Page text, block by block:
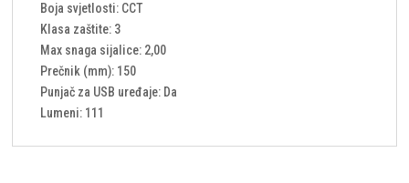
Boja svjetlosti: CCT
Klasa zaštite: 3
Max snaga sijalice: 2,00
Prečnik (mm): 150
Punjač za USB uređaje: Da
Lumeni: 111